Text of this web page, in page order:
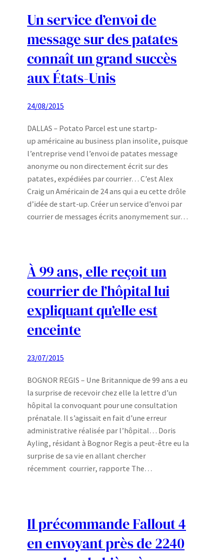
Un service d’envoi de
message sur des patates
connaît un grand succès
aux États-Unis
24/08/2015
DALLAS – Potato Parcel est une startp-
up américaine au business plan insolite, puisque
l’entreprise vend l’envoi de patates message
anonyme ou non directement écrit sur des
patates, expédiées par courrier… C’est Alex
Craig un Américain de 24 ans qui a eu cette drôle
d’idée de start-up. Créer un service d’envoi par
courrier de messages écrits anonymement sur…
À 99 ans, elle reçoit un
courrier de l’hôpital lui
expliquant qu’elle est
enceinte
23/07/2015
BOGNOR REGIS – Une Britannique de 99 ans a eu
la surprise de recevoir chez elle la lettre d’un
hôpital la convoquant pour une consultation
prénatale. Il s’agissait en fait d’une erreur
administrative réalisée par l’hôpital… Doris
Ayling, résidant à Bognor Regis a peut-être eu la
surprise de sa vie en allant chercher
récemment courrier, rapporte The…
Il précommande Fallout 4
en envoyant près de 2240